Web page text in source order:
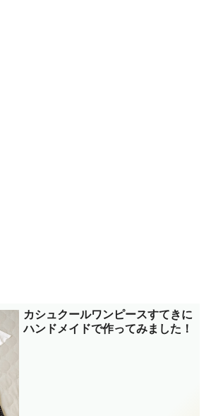
カシュクールワンピースすてきに
ハンドメイドで作ってみました！